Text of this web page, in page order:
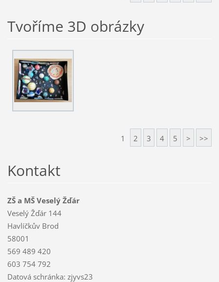
Tvoříme 3D obrázky
1 2 3 4 5 > >>
Kontakt
ZŠ a MŠ Veselý Žďár
Veselý Žďár 144
Havlíčkův Brod
58001
569 489 420
603 754 792
Datová schránka: zjyvs23